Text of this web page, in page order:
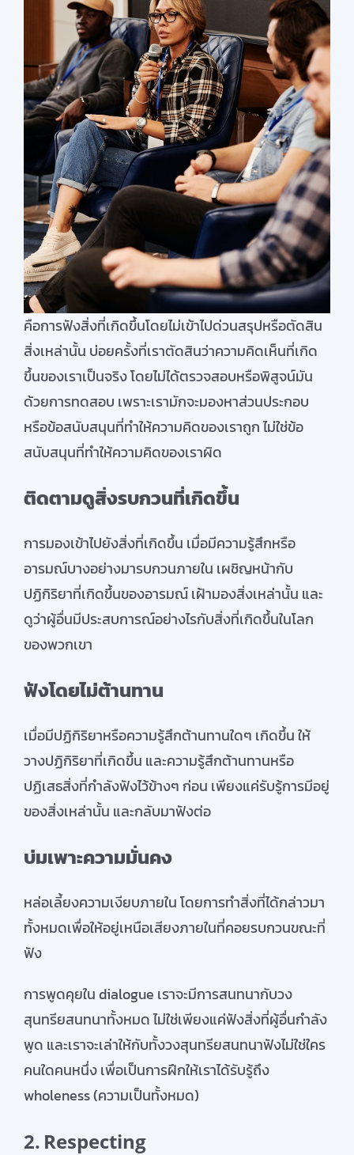
คือการฟังสิ่งที่เกิดขึ้นโดยไม่เข้าไปด่วนสรุปหรือตัดสิน
สิ่งเหล่านั้น บ่อยครั้งที่เราตัดสินว่าความคิดเห็นที่เกิด
ขึ้นของเราเป็นจริง โดยไม่ได้ตรวจสอบหรือพิสูจน์มัน
ด้วยการทดสอบ เพราะเรามักจะมองหาส่วนประกอบ
หรือข้อสนับสนุนที่ทำให้ความคิดของเราถูก ไม่ใช่ข้อ
สนับสนุนที่ทำให้ความคิดของเราผิด
ติดตามดูสิ่งรบกวนที่เกิดขึ้น
การมองเข้าไปยังสิ่งที่เกิดขึ้น เมื่อมีความรู้สึกหรือ
อารมณ์บางอย่างมารบกวนภายใน เผชิญหน้ากับ
ปฏิกิริยาที่เกิดขึ้นของอารมณ์ เฝ้ามองสิ่งเหล่านั้น และ
ดูว่าผู้อื่นมีประสบการณ์อย่างไรกับสิ่งที่เกิดขึ้นในโลก
ของพวกเขา
ฟังโดยไม่ต้านทาน
เมื่อมีปฏิกิริยาหรือความรู้สึกต้านทานใดๆ เกิดขึ้น ให้
วางปฏิกิริยาที่เกิดขึ้น และความรู้สึกต้านทานหรือ
ปฏิเสธสิ่งที่กำลังฟังไว้ข้างๆ ก่อน เพียงแค่รับรู้การมีอยู่
ของสิ่งเหล่านั้น และกลับมาฟังต่อ
บ่มเพาะความมั่นคง
หล่อเลี้ยงความเงียบภายใน โดยการทำสิ่งที่ได้กล่าวมา
ทั้งหมดเพื่อให้อยู่เหนือเสียงภายในที่คอยรบกวนขณะที่
ฟัง
การพูดคุยใน dialogue เราจะมีการสนทนากับวง
สุนทรียสนทนาทั้งหมด ไม่ใช่เพียงแค่ฟังสิ่งที่ผู้อื่นกำลัง
พูด และเราจะเล่าให้กับทั้งวงสุนทรียสนทนาฟังไม่ใช่ใคร
คนใดคนหนึ่ง เพื่อเป็นการฝึกให้เราได้รับรู้ถึง
wholeness (ความเป็นทั้งหมด)
2. Respecting